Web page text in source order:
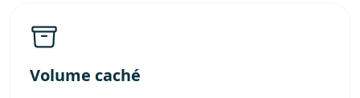
Volume caché